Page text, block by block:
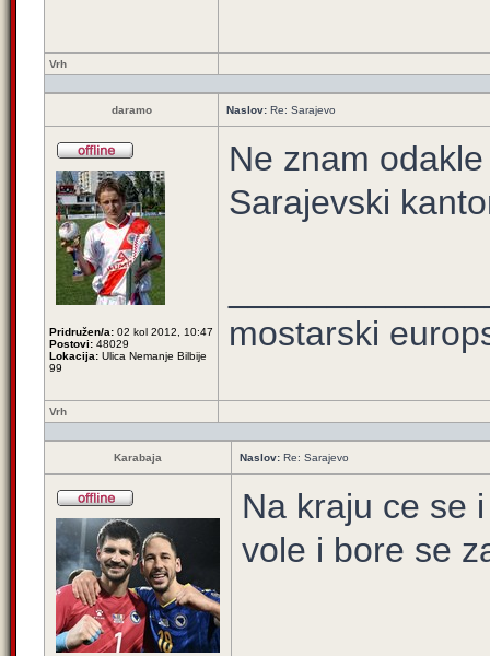
Vrh
daramo Naslov: Re: Sarajevo
Pridružen/a: 02 kol 2012, 10:47
Postovi: 48029
Lokacija: Ulica Nemanje Bilbije
99
Ne znam
Sarajevski
mostarski
Vrh
Karabaja Naslov: Re: Sarajevo
Na kraju ce se
vole i bore se